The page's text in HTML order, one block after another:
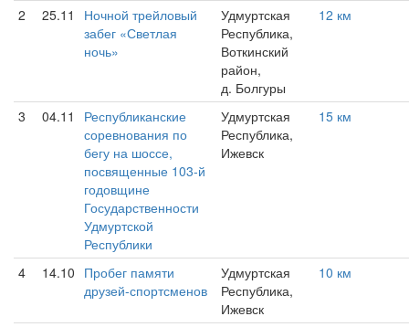
2 25.11
Ночной трейловый
забег «Светлая
ночь»
Удмуртская
Республика,
Воткинский
район,
д. Болгуры
12 км
3 04.11
Республиканские
соревнования по
бегу на шоссе,
посвященные 103-й
годовщине
Государственности
Удмуртской
Республики
Удмуртская
Республика,
Ижевск
15 км
4 14.10 Пробег памяти
друзей-спортсменов
Удмуртская
Республика,
Ижевск
10 км